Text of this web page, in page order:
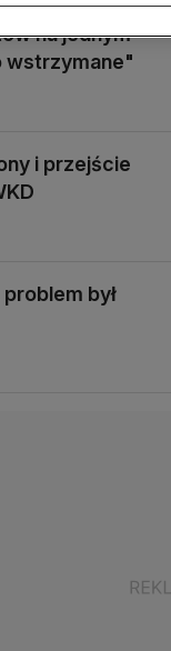
na jednym
wstrzymane"
i przejście
był